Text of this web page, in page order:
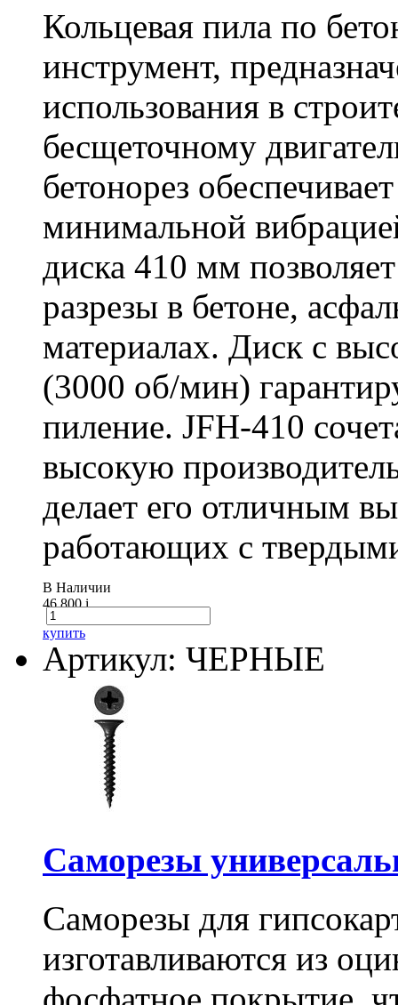
Кольцевая пила по
инструмент,
использования в
бесщеточному
бетонорез
минимальной
диска 410 мм
разрезы в бетоне,
материалах. Диск с
(3000 об/мин)
пиление. JFH-410
высокую
делает его отличным
работающих с
В Наличии
46 800i
купить
Артикул: ЧЕРНЫЕ
Саморезы
Саморезы для
изготавливаются из